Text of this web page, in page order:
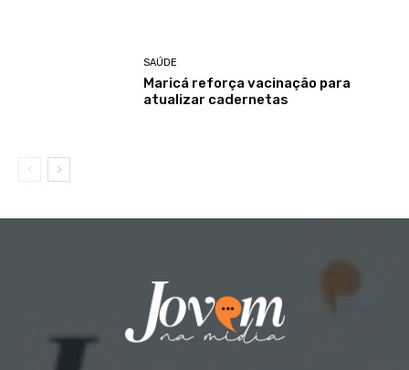
SAÚDE
Maricá reforça vacinação para
atualizar cadernetas